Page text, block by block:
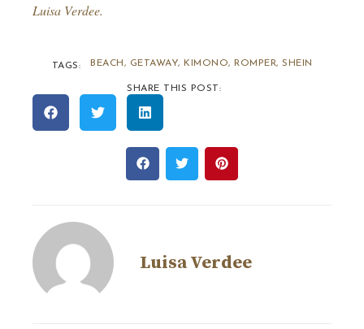
Luisa Verdee.
TAGS: BEACH , GETAWAY, KIMONO, ROMPER, SHEIN
SHARE THIS POST:
Luisa Verdee